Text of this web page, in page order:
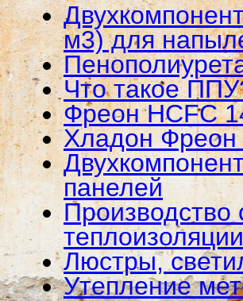
м3) для
Что такое
Фреон HCFC
Хладон
панелей
Производство
Люстры,
Утепление